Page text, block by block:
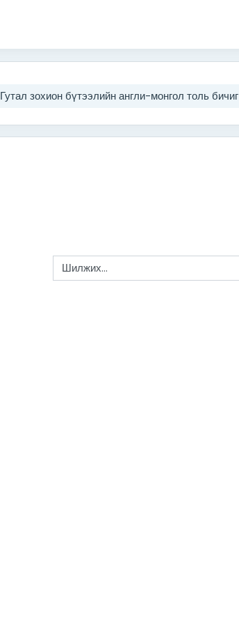
Гутал зохион бүтээлийн англи-монгол толь бичиг
Шилжих...